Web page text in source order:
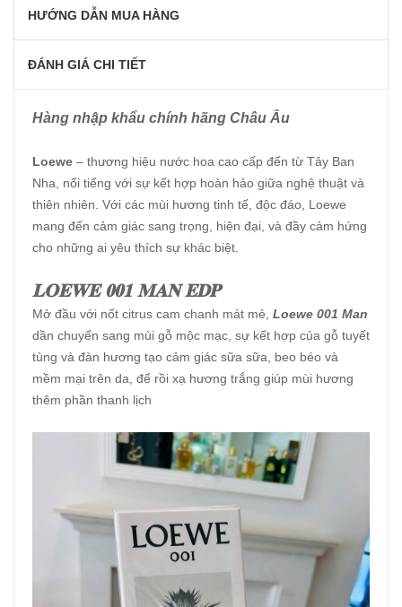
HƯỚNG DẪN MUA HÀNG
ĐÁNH GIÁ CHI TIẾT
Hàng nhập khẩu chính hãng Châu Âu
Loewe – thương hiệu nước hoa cao cấp đến từ Tây Ban
Nha, nổi tiếng với sự kết hợp hoàn hảo giữa nghệ thuật và
thiên nhiên. Với các mùi hương tinh tế, độc đáo, Loewe
mang đến cảm giác sang trọng, hiện đại, và đầy cảm hứng
cho những ai yêu thích sự khác biệt.
𝐋𝐎𝐄𝐖𝐄 𝟎𝟎𝟏 𝐌𝐀𝐍 𝐄𝐃𝐏
Mở đầu với nốt citrus cam chanh mát mẻ, Loewe 001 Man
dần chuyển sang mùi gỗ mộc mạc, sự kết hợp của gỗ tuyết
tùng và đàn hương tạo cảm giác sữa sữa, beo béo và
mềm mại trên da, để rồi xạ hương trắng giúp mùi hương
thêm phần thanh lịch